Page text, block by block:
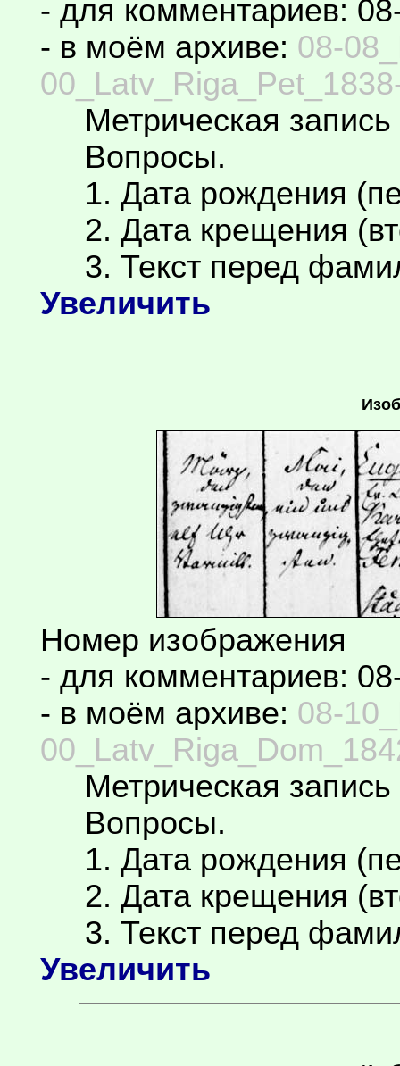
- для комментариев:
- в моём архиве: 08-
Метрическая запись
Вопросы.
1. Дата рождения
2. Дата крещения
3. Текст перед
Увеличить
Номер изображения
- для комментариев:
- в моём архиве: 08-
Метрическая запись
Вопросы.
1. Дата рождения
2. Дата крещения
3. Текст перед
Увеличить